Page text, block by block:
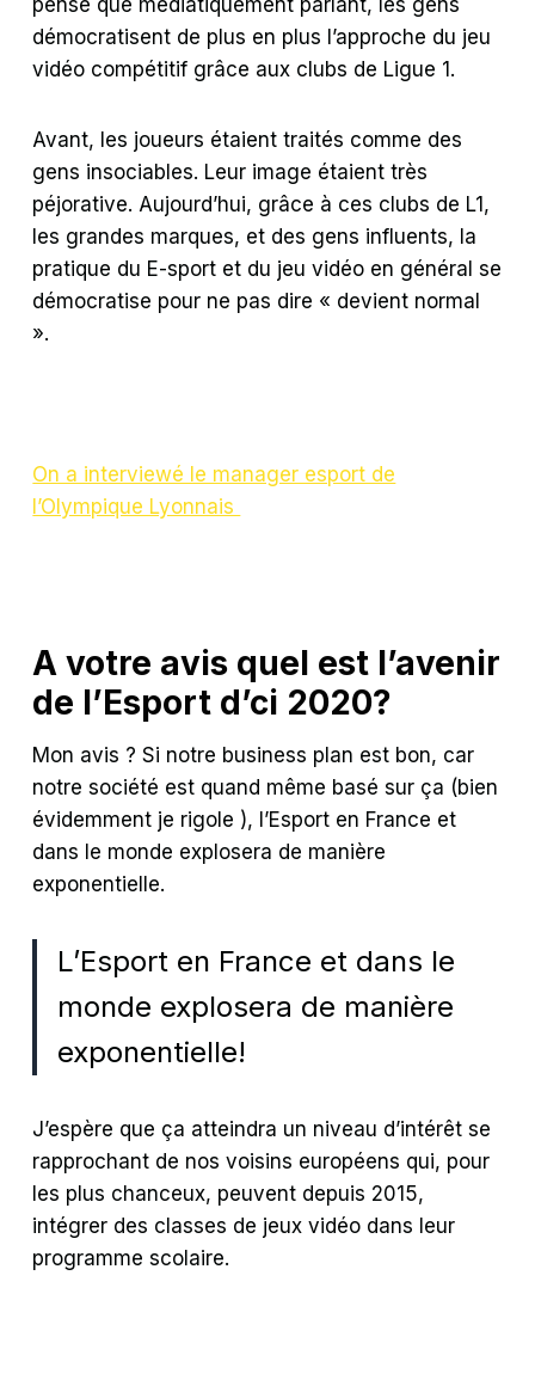
démocratisent de plus en plus l’approche du jeu
vidéo compétitif grâce aux clubs de Ligue 1.
Avant, les joueurs étaient traités comme des
gens insociables. Leur image étaient très
péjorative. Aujourd’hui, grâce à ces clubs de L1,
les grandes marques, et des gens influents, la
pratique du E-sport et du jeu vidéo en général se
démocratise pour ne pas dire « devient normal
».
On a interviewé le manager esport de
l’Olympique Lyonnais
A votre avis quel est l’avenir
de l’Esport d’ci 2020?
Mon avis ? Si notre business plan est bon, car
notre société est quand même basé sur ça (bien
évidemment je rigole ), l’Esport en France et
dans le monde explosera de manière
exponentielle.
L’Esport en France et dans le
monde explosera de manière
exponentielle!
J’espère que ça atteindra un niveau d’intérêt se
rapprochant de nos voisins européens qui, pour
les plus chanceux, peuvent depuis 2015,
intégrer des classes de jeux vidéo dans leur
programme scolaire.